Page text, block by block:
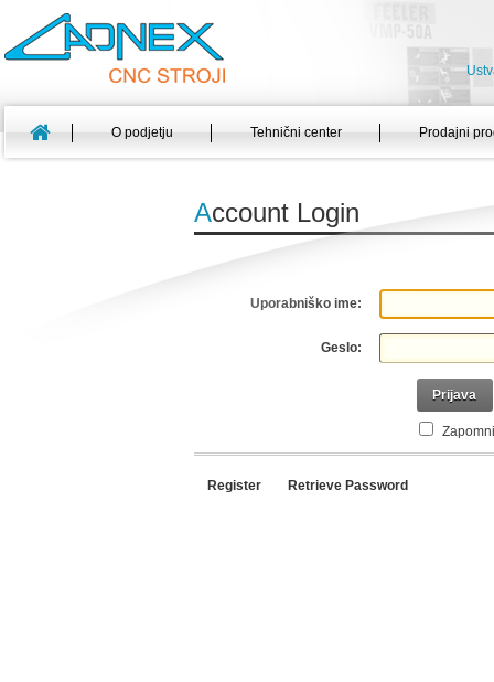
O podjetju Tehnični center Prodajni
Account Login
Uporabniško ime:
Geslo:
Prijava
Register Retrieve Password